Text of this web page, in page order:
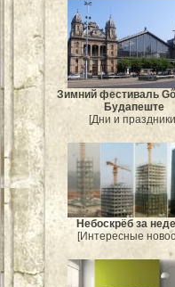
Зимний фестиваль
Будапеште
[Дни и
Небоскрёб за
[Интересные